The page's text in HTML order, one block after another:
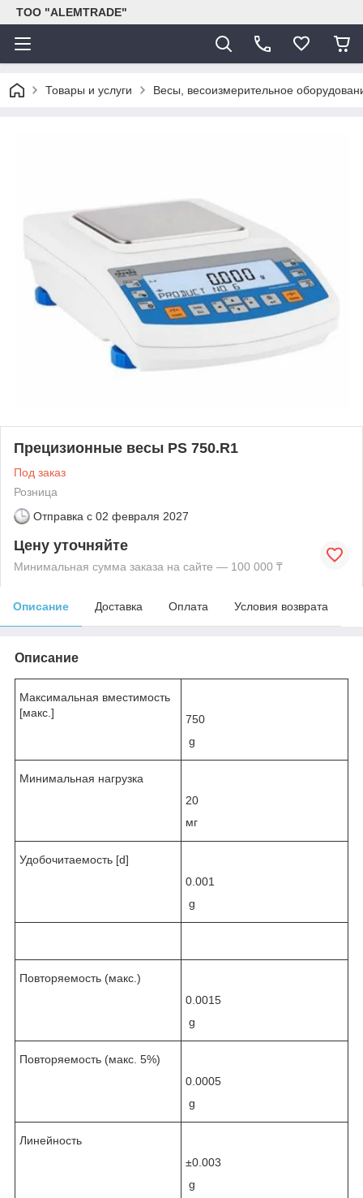
ТОО "ALEMTRADE"
Товары и услуги Весы, весоизмерительное
Прецизионные весы PS 750.R1
Под заказ
Розница
Отправка с 02 февраля 2027
Цену уточняйте
Минимальная сумма заказа на сайте — 100 000 ₸
Описание Доставка Оплата Условия возврата
Описание
Максимальная вместимость
[макс.]
750
g
Минимальная нагрузка
20
мг
Удобочитаемость [d]
0.001
g
Повторяемость (макс.)
0.0015
g
Повторяемость (макс. 5%)
0.0005
g
Линейность
±0.003
g